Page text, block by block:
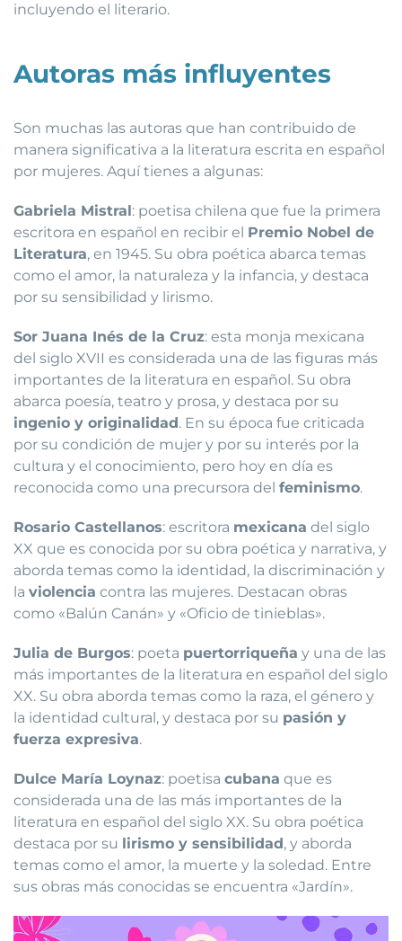
incluyendo el literario.
Autoras más influyentes
Son muchas las autoras que han contribuido de
manera significativa a la literatura escrita en español
por mujeres. Aquí tienes a algunas:
Gabriela Mistral: poetisa chilena que fue la primera
escritora en español en recibir el Premio Nobel de
Literatura, en 1945. Su obra poética abarca temas
como el amor, la naturaleza y la infancia, y destaca
por su sensibilidad y lirismo.
Sor Juana Inés de la Cruz: esta monja mexicana
del siglo XVII es considerada una de las figuras más
importantes de la literatura en español. Su obra
abarca poesía, teatro y prosa, y destaca por su
ingenio y originalidad. En su época fue criticada
por su condición de mujer y por su interés por la
cultura y el conocimiento, pero hoy en día es
reconocida como una precursora del feminismo.
Rosario Castellanos: escritora mexicana del siglo
XX que es conocida por su obra poética y narrativa, y
aborda temas como la identidad, la discriminación y
la violencia contra las mujeres. Destacan obras
como «Balún Canán» y «Oficio de tinieblas».
Julia de Burgos: poeta puertorriqueña y una de las
más importantes de la literatura en español del siglo
XX. Su obra aborda temas como la raza, el género y
la identidad cultural, y destaca por su pasión y
fuerza expresiva.
Dulce María Loynaz: poetisa cubana que es
considerada una de las más importantes de la
literatura en español del siglo XX. Su obra poética
destaca por su lirismo y sensibilidad, y aborda
temas como el amor, la muerte y la soledad. Entre
sus obras más conocidas se encuentra «Jardín».